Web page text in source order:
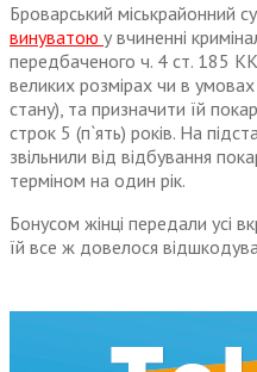
Броварський міськрайонний
винуватою у вчиненні
передбаченого ч. 4 ст. 185
великих розмірах чи в
стану), та призначити їй
строк 5 (п`ять) років. На
звільнили від відбування
терміном на один рік.
Бонусом жінці передали усі
їй все ж довелося